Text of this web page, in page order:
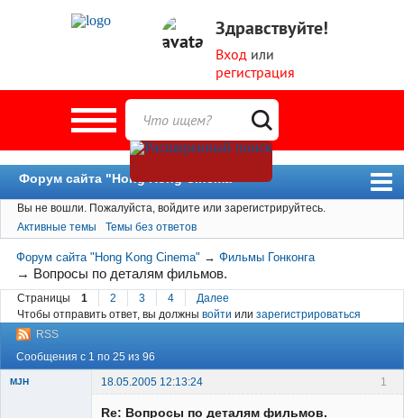
Здравствуйте!
Вход или
регистрация
Форум сайта "Hong Kong Cinema"
Форум
Новости
Пользователи
Поиск
Вы не вошли. Пожалуйста, войдите или зарегистрируйтесь.
Активные темы
Темы без ответов
Форум сайта "Hong Kong Cinema" →Фильмы Гонконга
→ Вопросы по деталям фильмов.
Страницы 1 2 3 4
Далее
Чтобы отправить ответ, вы должны войти или зарегистрироваться
RSS
Сообщения с 1 по 25 из 96
1
MJH
18.05.2005 12:13:24
Re: Вопросы по деталям фильмов.